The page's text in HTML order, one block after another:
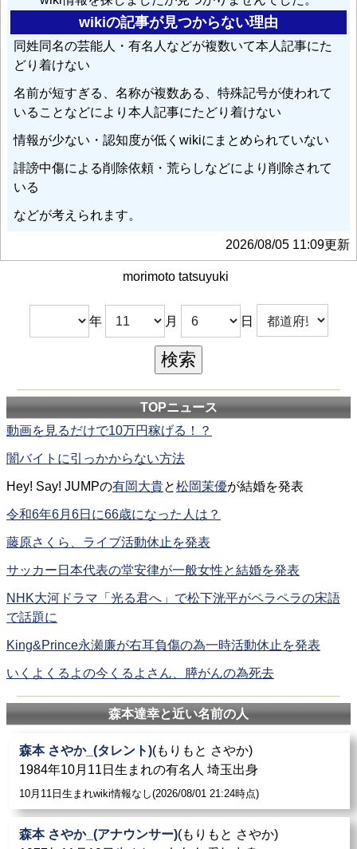
wikiの記事が見つからない理由
同姓同名の芸能人・有名人などが複数いて本人記事にた
どり着けない
名前が短すぎる、名称が複数ある、特殊記号が使われて
いることなどにより本人記事にたどり着けない
情報が少ない・認知度が低くwikiにまとめられていない
誹謗中傷による削除依頼・荒らしなどにより削除されて
いる
などが考えられます。
2026/08/05 11:09更新
morimoto tatsuyuki
年 月 日
TOPニュース
動画を見るだけで10万円稼げる！？
闇バイトに引っかからない方法
Hey! Say! JUMPの有岡大貴と松岡茉優が結婚を発表
令和6年6月6日に66歳になった人は？
藤原さくら、ライブ活動休止を発表
サッカー日本代表の堂安律が一般女性と結婚を発表
NHK大河ドラマ「光る君へ」で松下洸平がペラペラの宋語
で話題に
King&Prince永瀬廉が右耳負傷の為一時活動休止を発表
いくよくるよの今くるよさん、膵がんの為死去
森本達幸と近い名前の人
森本 さやか_(タレント)(もりもと さやか)
1984年10月11日生まれの有名人 埼玉出身
10月11日生まれwiki情報なし(2026/08/01 21:24時点)
森本 さやか_(アナウンサー)(もりもと さやか)